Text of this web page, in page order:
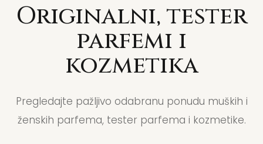
Originalni, tester
parfemi i
kozmetika
Pregledajte pažljivo odabranu ponudu muških i
ženskih parfema, tester parfema i kozmetike.